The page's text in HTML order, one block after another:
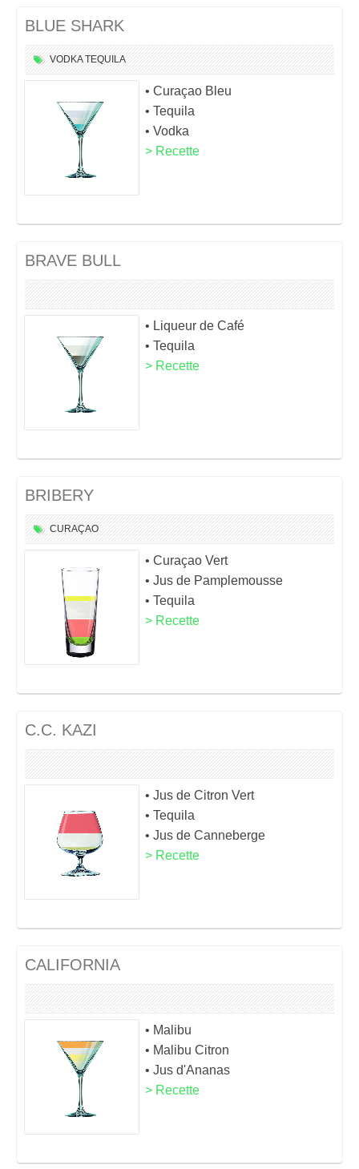
BLUE SHARK
VODKA TEQUILA
• Curaçao Bleu
• Tequila
• Vodka
> Recette
BRAVE BULL
• Liqueur de Café
• Tequila
> Recette
BRIBERY
CURAÇAO
• Curaçao Vert
• Jus de Pamplemousse
• Tequila
> Recette
C.C. KAZI
• Jus de Citron Vert
• Tequila
• Jus de Canneberge
> Recette
CALIFORNIA
• Malibu
• Malibu Citron
• Jus d'Ananas
> Recette